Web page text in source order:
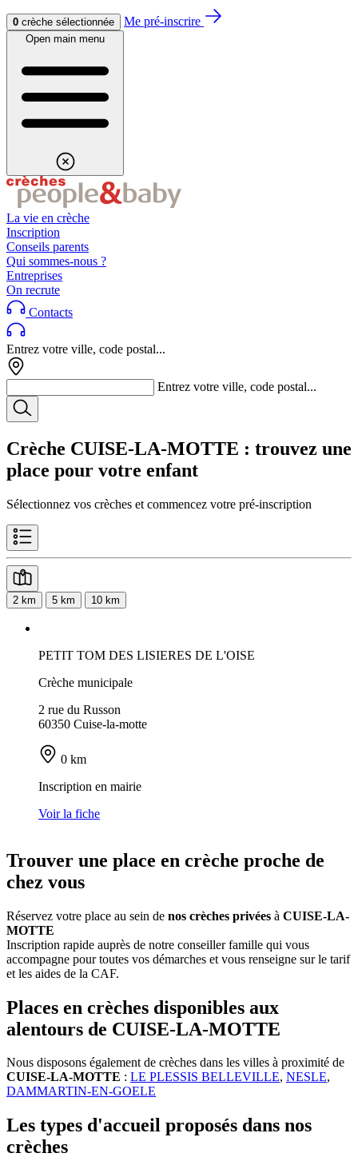
Aller au contenuAller au footer
0 crèche sélectionnée Me pré-inscrire
Open main menu
La vie en crèche
Inscription
Conseils parents
Qui sommes-nous ?
Entreprises
On recrute
Contacts
Entrez votre ville, code postal...
Entrez votre ville, code postal...
Crèche CUISE-LA-MOTTE : trouvez une
place pour votre enfant
Sélectionnez vos crèches et commencez votre pré-inscription
2 km 5 km 10 km
PETIT TOM DES LISIERES DE L'OISE
Crèche municipale
2 rue du Russon
60350 Cuise-la-motte
0 km
Inscription en mairie
Voir la fiche
Trouver une place en crèche proche de
chez vous
Réservez votre place au sein de nos crèches privées à CUISE-LA-
MOTTE
Inscription rapide auprès de notre conseiller famille qui vous
accompagne pour toutes vos démarches et vous renseigne sur le tarif
et les aides de la CAF.
Places en crèches disponibles aux
alentours de CUISE-LA-MOTTE
Nous disposons également de crèches dans les villes à proximité de
CUISE-LA-MOTTE : LE PLESSIS BELLEVILLE, NESLE,
DAMMARTIN-EN-GOELE
Les types d'accueil proposés dans nos
crèches